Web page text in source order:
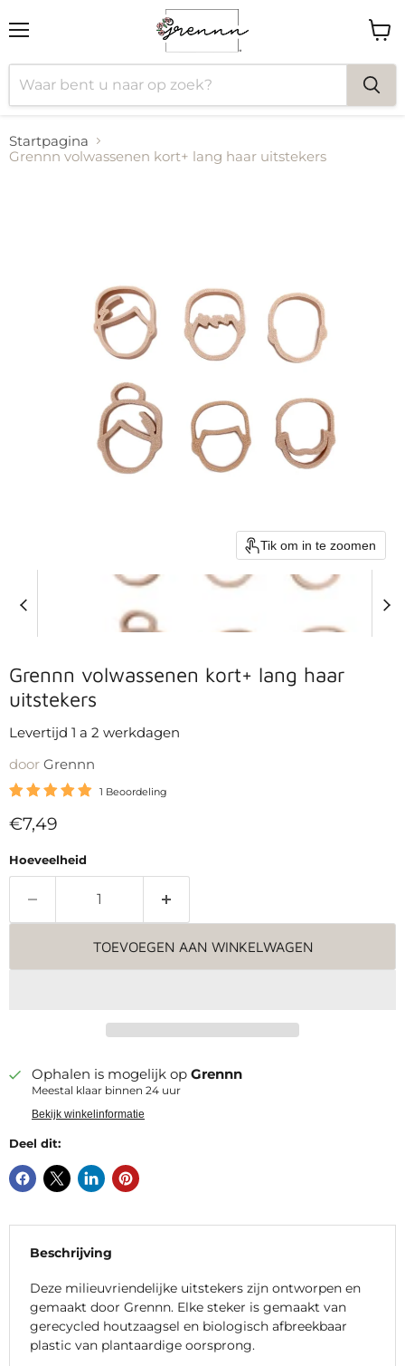
Startpagina
Grennn volwassenen kort+ lang haar uitstekers
Tik om in te zoomen
Grennn volwassenen kort+ lang haar
uitstekers
Levertijd 1 a 2 werkdagen
door Grennn
1 Beoordeling
Huidige prijs
€7,49
Hoeveelheid
TOEVOEGEN AAN WINKELWAGEN
Ophalen is mogelijk op Grennn
Meestal klaar binnen 24 uur
Bekijk winkelinformatie
Deel dit:
Beschrijving
Deze milieuvriendelijke uitstekers zijn ontworpen en
gemaakt door Grennn. Elke steker is gemaakt van
gerecycled houtzaagsel en biologisch afbreekbaar
plastic van plantaardige oorsprong.